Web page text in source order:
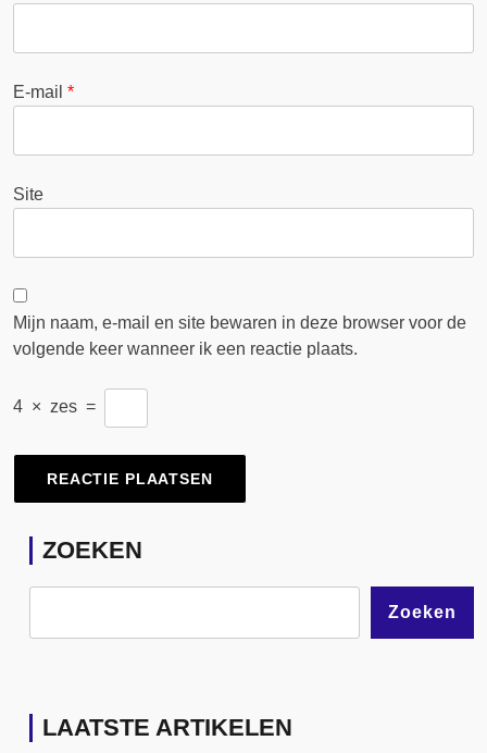
E-mail *
Site
Mijn naam, e-mail en site bewaren in deze browser voor de
volgende keer wanneer ik een reactie plaats.
4 × zes =
ZOEKEN
Zoeken
LAATSTE ARTIKELEN